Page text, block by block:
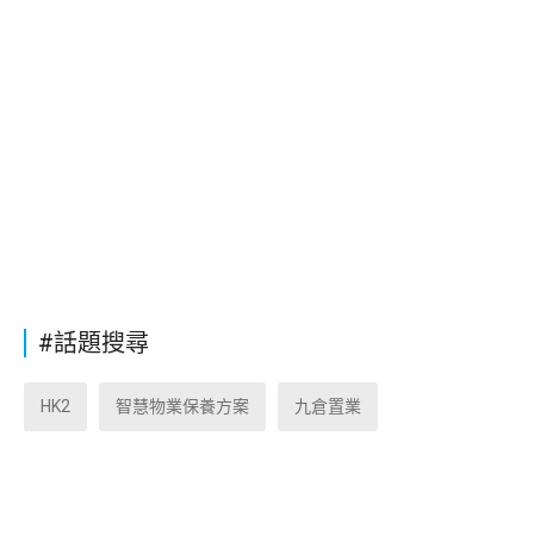
#話題搜尋
HK2 智慧物業保養方案 九倉置業